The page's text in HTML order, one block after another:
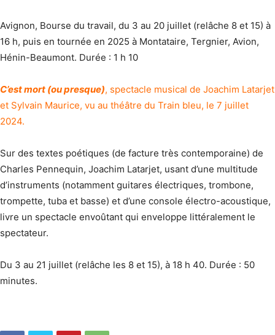
Avignon, Bourse du travail, du 3 au 20 juillet (relâche 8 et 15) à
16 h, puis en tournée en 2025 à Montataire, Tergnier, Avion,
Hénin-Beaumont. Durée : 1 h 10
C’est mort (ou presque), spectacle musical de Joachim Latarjet
et Sylvain Maurice, vu au théâtre du Train bleu, le 7 juillet
2024.
Sur des textes poétiques (de facture très contemporaine) de
Charles Pennequin, Joachim Latarjet, usant d’une multitude
d’instruments (notamment guitares électriques, trombone,
trompette, tuba et basse) et d’une console électro-acoustique,
livre un spectacle envoûtant qui enveloppe littéralement le
spectateur.
Du 3 au 21 juillet (relâche les 8 et 15), à 18 h 40. Durée : 50
minutes.